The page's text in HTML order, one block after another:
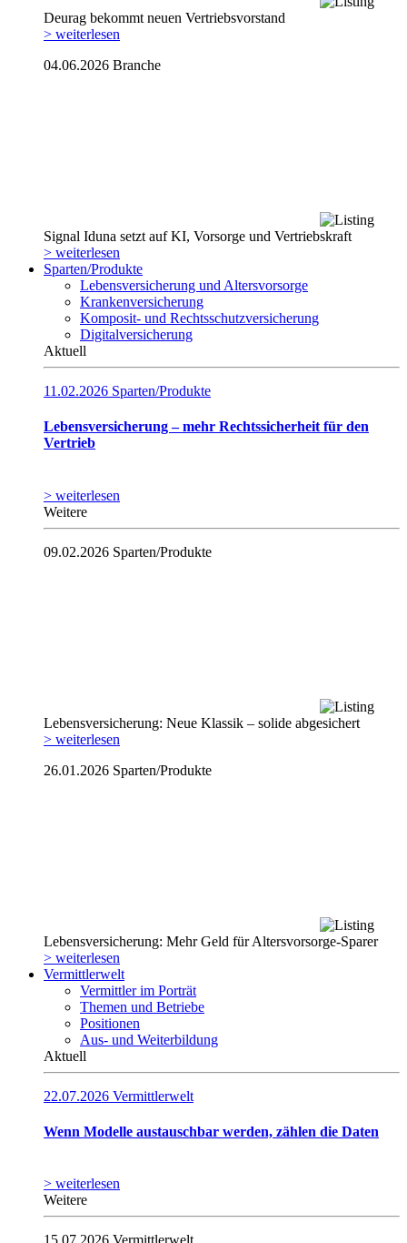
Deurag bekommt neuen Vertriebsvorstand
> weiterlesen
04.06.2026 Branche
Signal Iduna setzt auf KI, Vorsorge und Vertriebskraft
> weiterlesen
Sparten/Produkte
Lebensversicherung und Altersvorsorge
Krankenversicherung
Komposit- und Rechtsschutzversicherung
Digitalversicherung
Aktuell
11.02.2026 Sparten/Produkte
Lebensversicherung – mehr Rechtssicherheit für den
Vertrieb
> weiterlesen
Weitere
09.02.2026 Sparten/Produkte
Lebensversicherung: Neue Klassik – solide abgesichert
> weiterlesen
26.01.2026 Sparten/Produkte
Lebensversicherung: Mehr Geld für Altersvorsorge-Sparer
> weiterlesen
Vermittlerwelt
Vermittler im Porträt
Themen und Betriebe
Positionen
Aus- und Weiterbildung
Aktuell
22.07.2026 Vermittlerwelt
Wenn Modelle austauschbar werden, zählen die Daten
> weiterlesen
Weitere